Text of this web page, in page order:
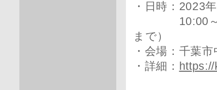
・日時：2023
10:00～
まで）
・会場：千葉
・詳細：